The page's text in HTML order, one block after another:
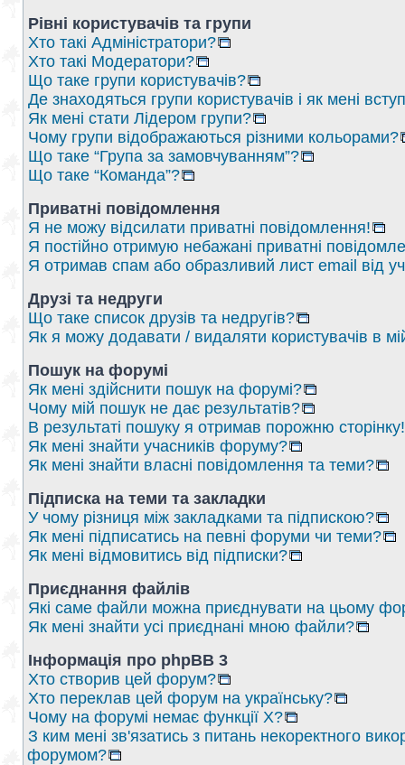
Рівні користувачів та групи
Хто такі Адміністратори?
Хто такі Модератори?
Що таке групи користувачів?
Де знаходяться групи користувачів і як мені
Як мені стати Лідером групи?
Чому групи відображаються різними кольорами?
Що таке “Група за замовчуванням”?
Що таке “Команда”?
Приватні повідомлення
Я не можу відсилати приватні повідомлення!
Я постійно отримую небажані приватні
Я отримав спам або образливий лист email від
Друзі та недруги
Що таке список друзів та недругів?
Як я можу додавати / видаляти користувачів в
Пошук на форумі
Як мені здійснити пошук на форумі?
Чому мій пошук не дає результатів?
В результаті пошуку я отримав порожню сторінку!
Як мені знайти учасників форуму?
Як мені знайти власні повідомлення та теми?
Підписка на теми та закладки
У чому різниця між закладками та підпискою?
Як мені підписатись на певні форуми чи теми?
Як мені відмовитись від підписки?
Приєднання файлів
Які саме файли можна приєднувати на цьому
Як мені знайти усі приєднані мною файли?
Інформація про phpBB 3
Хто створив цей форум?
Хто переклав цей форум на українську?
Чому на форумі немає функції X?
З ким мені зв'язатись з питань некоректного
форумом?